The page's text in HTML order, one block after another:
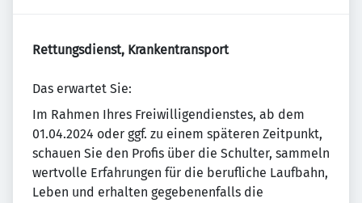
Rettungsdienst, Krankentransport
Das erwartet Sie:
Im Rahmen Ihres Freiwilligendienstes, ab dem
01.04.2024 oder ggf. zu einem späteren Zeitpunkt,
schauen Sie den Profis über die Schulter, sammeln
wertvolle Erfahrungen für die berufliche Laufbahn,
Leben und erhalten gegebenenfalls die